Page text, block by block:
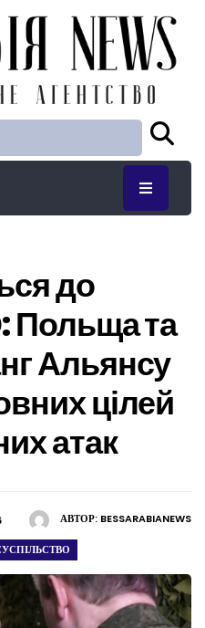
до
Польща та
Альянсу
цілей
атак
АВТОР: BESSARABIANEWS